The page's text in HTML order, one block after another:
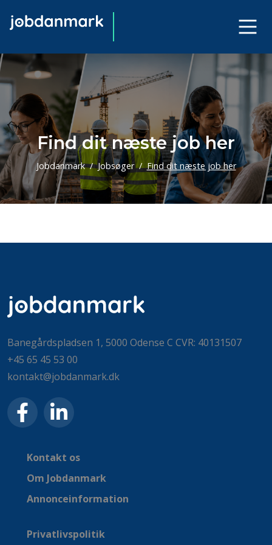
Find dit næste job her
Jobdanmark Jobsøger Find dit næste job her
Banegårdspladsen 1, 5000 Odense C CVR: 40131507
+45 65 45 53 00
kontakt@jobdanmark.dk
Kontakt os
Om Jobdanmark
Annonceinformation
Privatlivspolitik